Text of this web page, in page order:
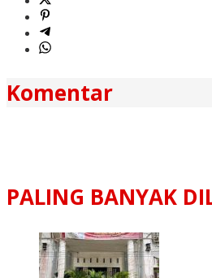
Komentar
PALING BANYAK